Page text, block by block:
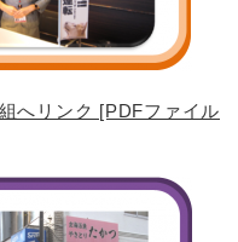
へリンク [PDFファイル